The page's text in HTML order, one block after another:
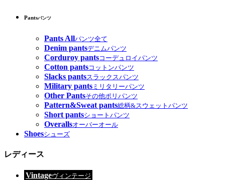
Pantsパンツ
Pants Allパンツ全て
Denim pantsデニムパンツ
Corduroy pantsコーデュロイパンツ
Cotton pantsコットンパンツ
Slacks pantsスラックスパンツ
Military pants ミリタリーパンツ
Other Pantsその他ポリパンツ
Pattern&Sweat pants総柄&スウェットパンツ
Short pantsショートパンツ
Overallsオーバーオール
Shoesシューズ
レディース
Vintageヴィンテージ